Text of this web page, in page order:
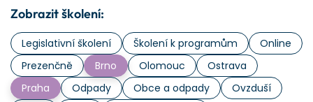
Zobrazit školení:
Legislativní školení Školení k programům
Online
Prezenčně
Brno Olomouc
Ostrava
Praha
Odpady Obce a odpady
Ovzduší